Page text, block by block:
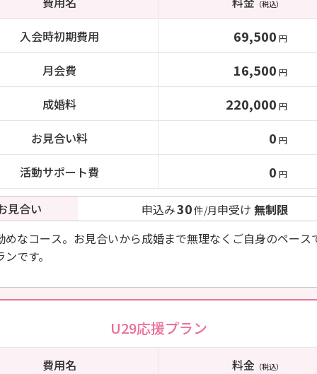
（税込）
入会時初期費用 69,500 円
月会費 16,500 円
成婚料 220,000 円
お見合い料 0 円
活動サポート費 0 円
見合い 申込み30件/月申受け 無制限
めなコース。お見合いから成婚まで無理なくご自身のペース
です。
U29応援プラン
費用名 料金（税込）